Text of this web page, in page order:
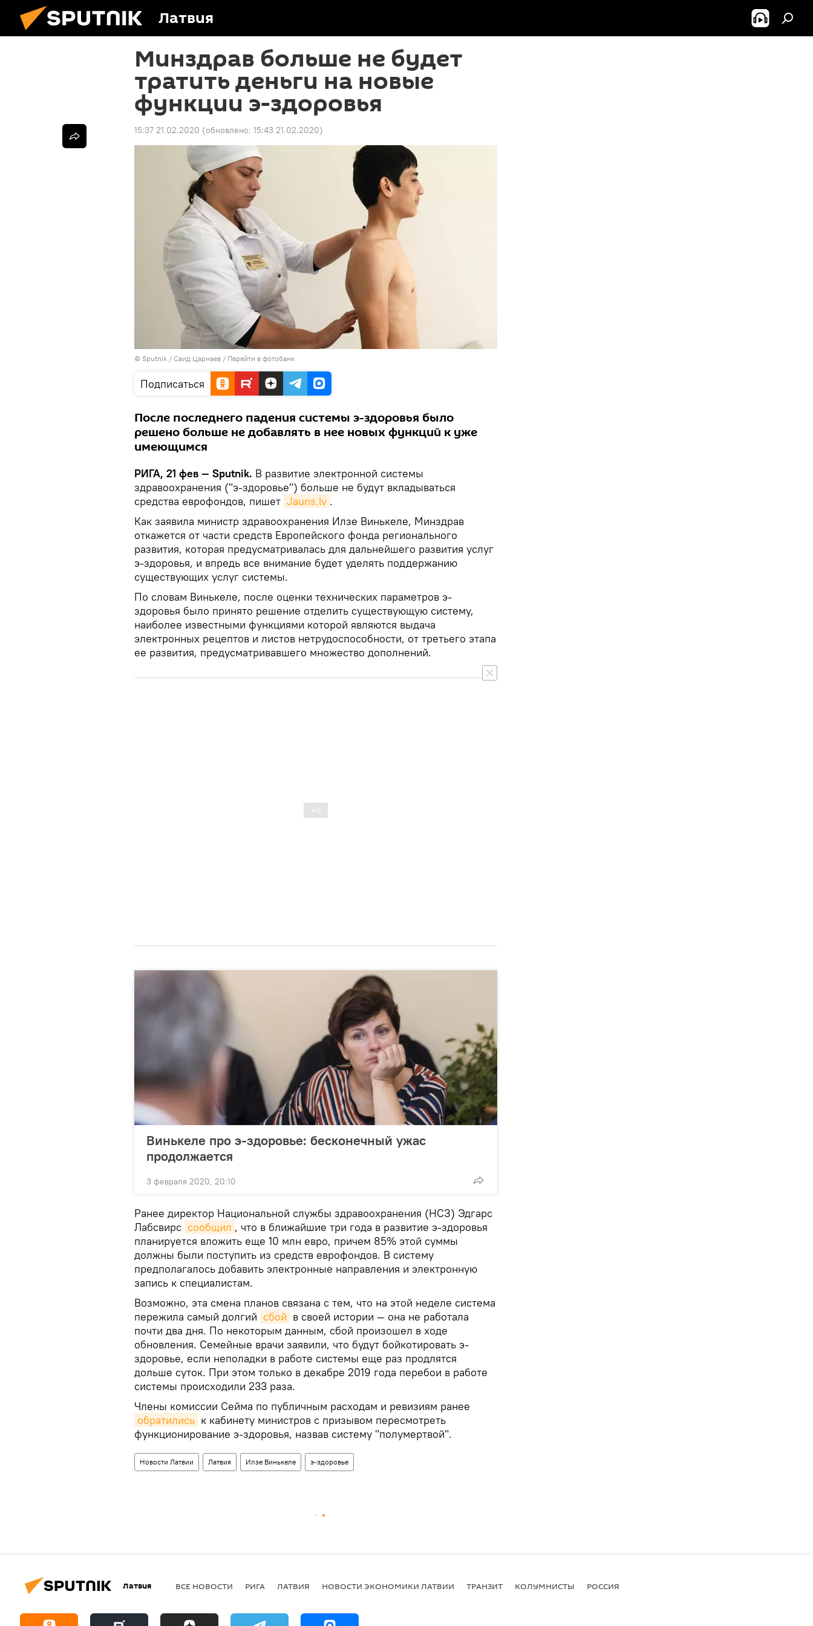
Латвия
Минздрав больше не будет
тратить деньги на новые
функции э-здоровья
15:37 21.02.2020 (обновлено: 15:43 21.02.2020)
© Sputnik / Саид Царнаев / Перейти в фотобанк
Подписаться
После последнего падения системы э-здоровья было
решено больше не добавлять в нее новых функций к уже
имеющимся
РИГА, 21 фев — Sputnik. В развитие электронной системы
здравоохранения ("э-здоровье") больше не будут вкладываться
средства еврофондов, пишет Jauns.lv .
Как заявила министр здравоохранения Илзе Винькеле, Минздрав
откажется от части средств Европейского фонда регионального
развития, которая предусматривалась для дальнейшего развития услуг
э-здоровья, и впредь все внимание будет уделять поддержанию
существующих услуг системы.
По словам Винькеле, после оценки технических параметров э-
здоровья было принято решение отделить существующую систему,
наиболее известными функциями которой являются выдача
электронных рецептов и листов нетрудоспособности, от третьего этапа
ее развития, предусматривавшего множество дополнений.
Винькеле про э-здоровье: бесконечный ужас
продолжается
3 февраля 2020, 20:10
Ранее директор Национальной службы здравоохранения (НСЗ) Эдгарс
Лабсвирс сообщил , что в ближайшие три года в развитие э-здоровья
планируется вложить еще 10 млн евро, причем 85% этой суммы
должны были поступить из средств еврофондов. В систему
предполагалось добавить электронные направления и электронную
запись к специалистам.
Возможно, эта смена планов связана с тем, что на этой неделе система
пережила самый долгий сбой в своей истории — она не работала
почти два дня. По некоторым данным, сбой произошел в ходе
обновления. Семейные врачи заявили, что будут бойкотировать э-
здоровье, если неполадки в работе системы еще раз продлятся
дольше суток. При этом только в декабре 2019 года перебои в работе
системы происходили 233 раза.
Члены комиссии Сейма по публичным расходам и ревизиям ранее
обратились к кабинету министров с призывом пересмотреть
функционирование э-здоровья, назвав систему "полумертвой".
Новости Латвии Латвия Илзе Винькеле э-здоровье
Латвия ВСЕ НОВОСТИ РИГА ЛАТВИЯ НОВОСТИ ЭКОНОМИКИ ЛАТВИИ ТРАНЗИТ КОЛУМНИСТЫ РОССИЯ